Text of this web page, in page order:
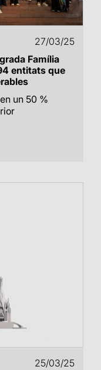
27/03/25
Família
entitats que
un 50 %
25/03/25